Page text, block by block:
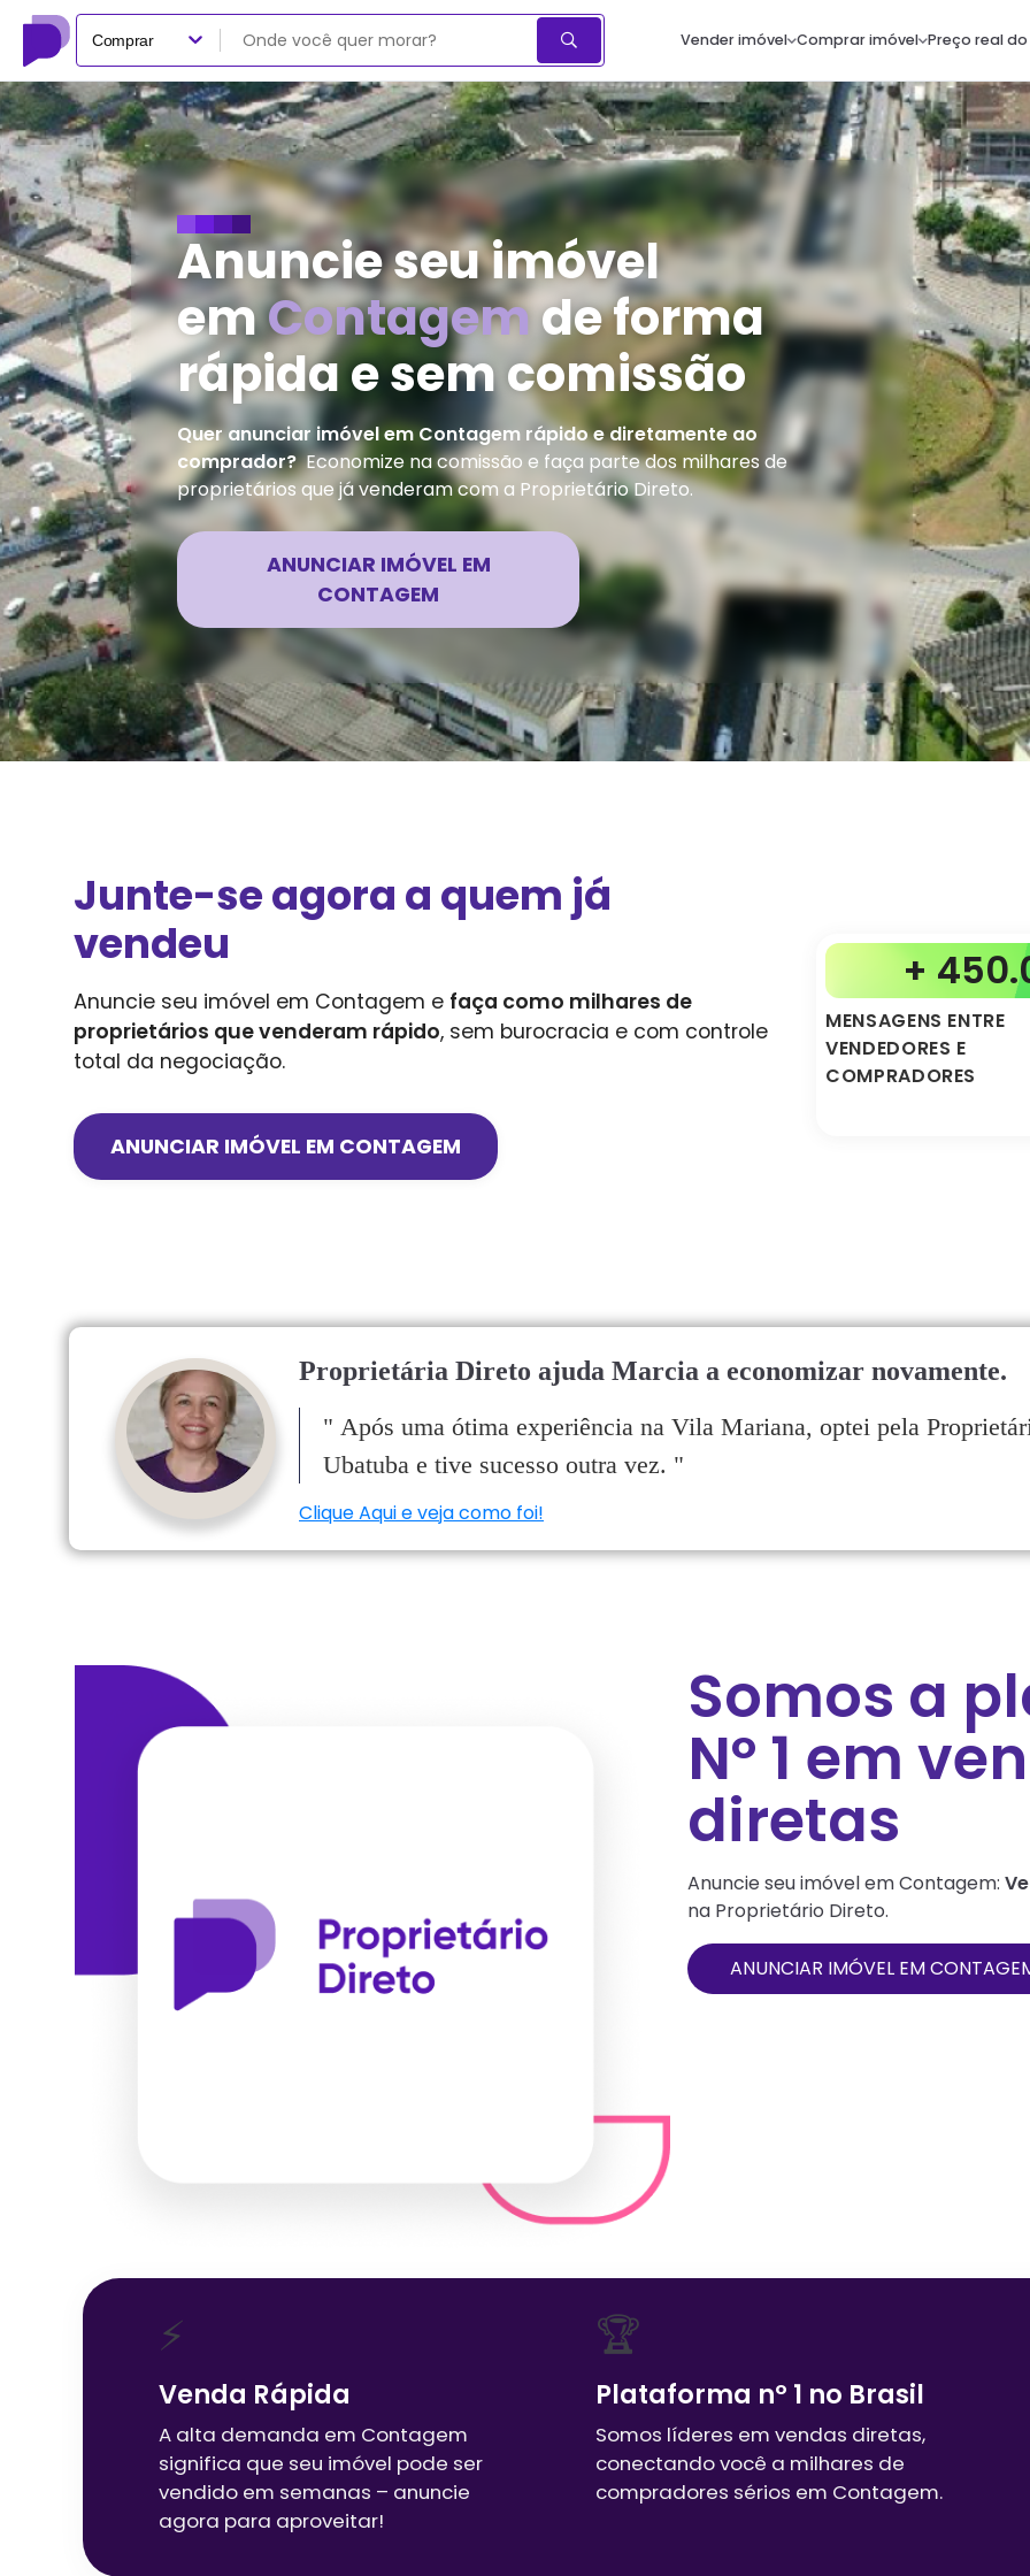
Comprar Vender imóvel Comprar imóvel Preço real do
Anuncie seu imóvel
emContagemde forma
rápida e sem comissão
Quer anunciar imóvel em Contagem rápido e diretamente ao
comprador?Economize na comissão e faça parte dos milhares de
proprietários que já venderam com a Proprietário Direto.
ANUNCIAR IMÓVEL EM
CONTAGEM
Junte-se agora a quem já
vendeu
Anuncie seu imóvel em Contagem e faça como milhares de
proprietários que venderam rápido, sem burocracia e com controle
total da negociação.
ANUNCIAR IMÓVEL EM CONTAGEM
+
MENSAGENS ENTRE
VENDEDORES E
COMPRADORES
Proprietária Direto ajuda Marcia a economizar novamente.
" Após uma ótima experiência na Vila Mariana, optei pela
Ubatuba e tive sucesso outra vez. "
Clique Aqui e veja como foi!
Somos a
Nº 1 em
diretas
Anuncie seu imóvel emContagem:
na Proprietário Direto.
ANUNCIAR IMÓVEL EM
⚡
Venda Rápida
A alta demanda em Contagem
significa que seu imóvel pode ser
vendido em semanas – anuncie
agora para aproveitar!
🏆
Plataforma nº 1 no Brasil
Somos líderes em vendas diretas,
conectando você a milhares de
compradores sérios em Contagem.